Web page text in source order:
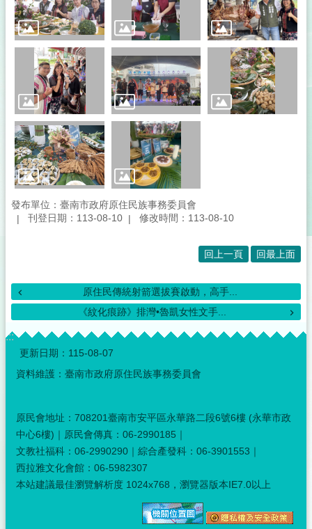
發布單位：臺南市政府原住民族事務委員會
刊登日期：113-08-10
修改時間：113-08-10
回上一頁 回最上面
原住民傳統射箭選拔賽啟動，高手...
《紋化痕跡》排灣•魯凱女性文手...
:::
更新日期： 115-08-07
資料維護：臺南市政府原住民族事務委員會
原民會地址：708201臺南市安平區永華路二段6號6樓 (永華市政
中心6樓)｜原民會傳真：06-2990185｜
文教社福科：06-2990290｜綜合產發科：06-3901553｜
西拉雅文化會館：06-5982307
本站建議最佳瀏覽解析度 1024x768，瀏覽器版本IE7.0以上